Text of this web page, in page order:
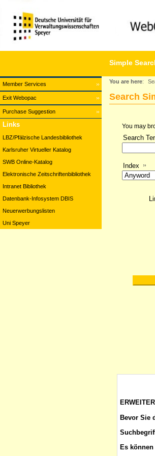
Member Services
Exit Webopac
Purchase Suggestion
Simple
Links
LBZ/Pfälzische Landesbibliothek
Karlsruher Virtueller Katalog
SWB Online-Katalog
Elektronische Zeitschriftenbibliothek
Intranet Bibliothek
Datenbank-Infosystem DBIS
Neuerwerbungslisten
Uni Speyer
You are here:
Search
You may
Search
Index
Bevor Sie
Es